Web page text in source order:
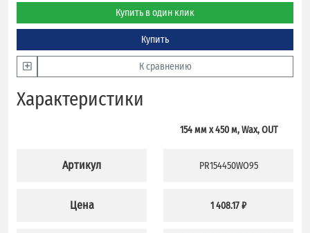
Купить в один клик
Купить
К сравнению
Характеристики
Артикул
Цена
154 мм х 450 м, Wax, OUT
PR154450WO95
1 408.17 ₽